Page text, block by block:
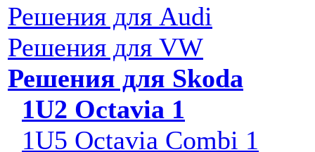
Решения для Audi
Решения для VW
Решения для Skoda
1U2 Octavia 1
1U5 Octavia Combi 1